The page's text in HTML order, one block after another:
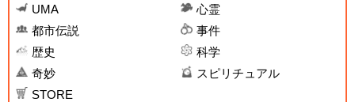
UMA
心霊
都市伝説
事件
歴史
科学
奇妙
スピリチュアル
STORE